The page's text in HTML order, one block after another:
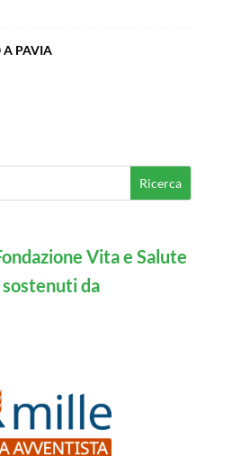
A PAVIA
Vita e Salute
sostenuti da